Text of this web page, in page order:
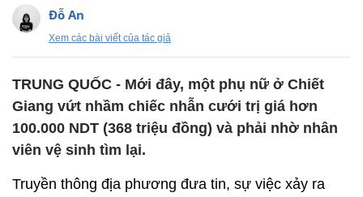
Đỗ An
Xem các bài viết của tác giả
TRUNG QUỐC - Mới đây, một phụ nữ ở Chiết
Giang vứt nhầm chiếc nhẫn cưới trị giá hơn
100.000 NDT (368 triệu đồng) và phải nhờ nhân
viên vệ sinh tìm lại.
Truyền thông địa phương đưa tin, sự việc xảy ra